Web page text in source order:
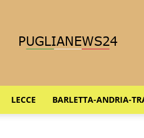
LECCE BARLETTA-ANDRIA-